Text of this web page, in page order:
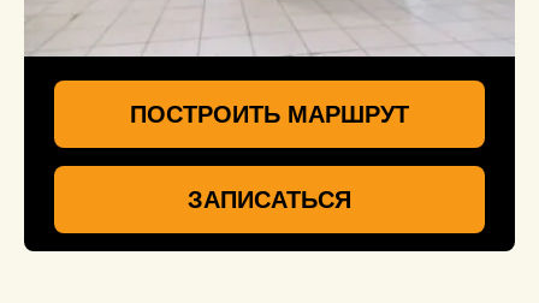
ПОСТРОИТЬ МАРШРУТ
ЗАПИСАТЬСЯ